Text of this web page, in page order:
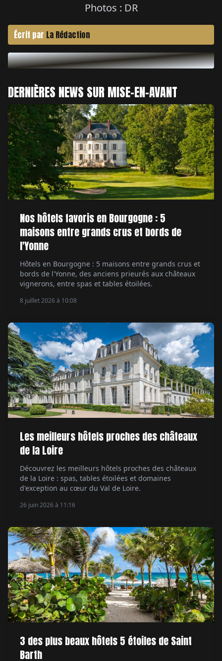
Photos : DR
Écrit par La Rédaction
DERNIÈRES NEWS SUR MISE-EN-AVANT
Nos hôtels favoris en Bourgogne : 5
maisons entre grands crus et bords de
l'Yonne
Hôtels en Bourgogne : 5 maisons entre grands crus et
bords de l'Yonne, des anciens prieurés aux châteaux
vignerons, entre spas et tables étoilées.
8 juillet 2026 à 10:08
Les meilleurs hôtels proches des châteaux
de la Loire
Découvrez les meilleurs hôtels proches des châteaux
de la Loire : spas, tables étoilées et domaines
d'exception au cœur du Val de Loire.
26 juin 2026 à 11:16
3 des plus beaux hôtels 5 étoiles de Saint
Barth